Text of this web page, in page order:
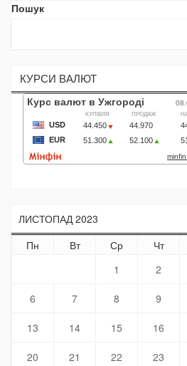
Пошук
КУРСИ ВАЛЮТ
ЛИСТОПАД 2023
Пн
Вт Ср Чт
1
2
6 7 8 9
13 14 15 16
20 21 22 23